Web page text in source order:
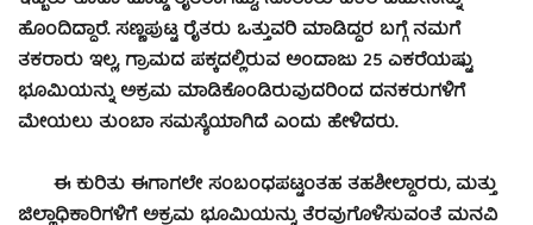
ಹೊಂದಿದ್ದಾರೆ. ಸಣ್ಣಪುಟ್ಟ ರೈತರು ಒತ್ತುವರಿ ಮಾಡಿದ್ದರ ಬಗ್ಗೆ ನಮಗೆ
ತಕರಾರು ಇಲ್ಲ, ಗ್ರಾಮದ ಪಕ್ಕದಲ್ಲಿರುವ ಅಂದಾಜು 25 ಎಕರೆಯಷ್ಟು
ಭೂಮಿಯನ್ನು ಅಕ್ರಮ ಮಾಡಿಕೊಂಡಿರುವುದರಿಂದ ದನಕರುಗಳಿಗೆ
ಮೇಯಲು ತುಂಬಾ ಸಮಸ್ಯೆಯಾಗಿದೆ ಎಂದು ಹೇಳಿದರು.
ಈ ಕುರಿತು ಈಗಾಗಲೇ ಸಂಬಂಧಪಟ್ಟಂತಹ ತಹಶೀಲ್ದಾರರು, ಮತ್ತು
ಜಿಲ್ಲಾಧಿಕಾರಿಗಳಿಗೆ ಅಕ್ರಮ ಭೂಮಿಯನ್ನು ತೆರವುಗೊಳಿಸುವಂತೆ ಮನವಿ